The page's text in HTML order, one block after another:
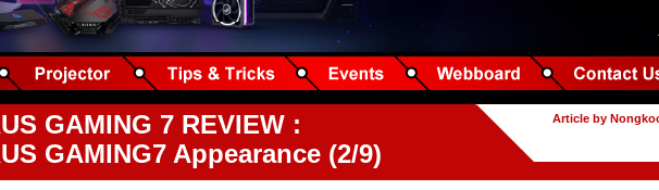
GAMING 7 REVIEW :
GAMING7 Appearance (2/9)
Article by